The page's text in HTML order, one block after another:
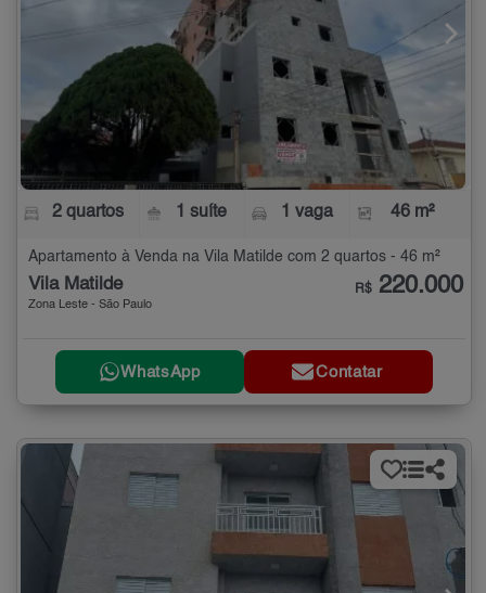
2 quartos 1 suíte 1 vaga 46 m²
Apartamento à Venda na Vila Matilde com 2 quartos - 46 m²
Vila Matilde
Zona Leste - São Paulo
R$ 220.000
WhatsApp Contatar